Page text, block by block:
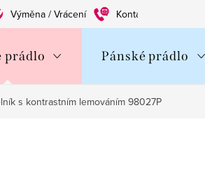
Výměna / Vrácení Kontakty
prádlo Pánské prádlo
s kontrastním lemováním 98027P